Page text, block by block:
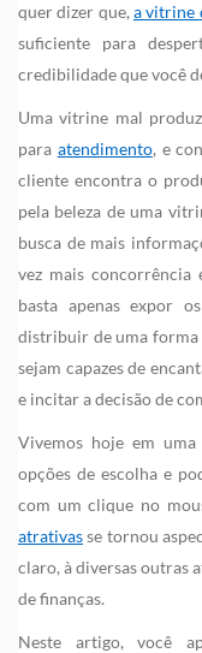
quer dizer que, a vitrine
suficiente para
credibilidade que você
Uma vitrine mal
para atendimento, e
cliente encontra o
pela beleza de uma
busca de mais
vez mais concorrência
basta apenas expor
distribuir de uma forma
sejam capazes de
e incitar a decisão de
Vivemos hoje em
opções de escolha e
com um clique no
atrativasse tornou
claro, à diversas outras
de finanças.
Neste artigo, você